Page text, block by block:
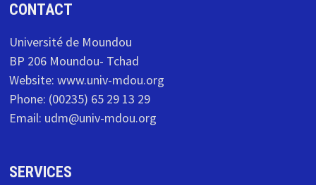
CONTACT
Université de Moundou
BP 206 Moundou- Tchad
Website: www.univ-mdou.org
Phone: (00235) 65 29 13 29
Email: udm@univ-mdou.org
SERVICES